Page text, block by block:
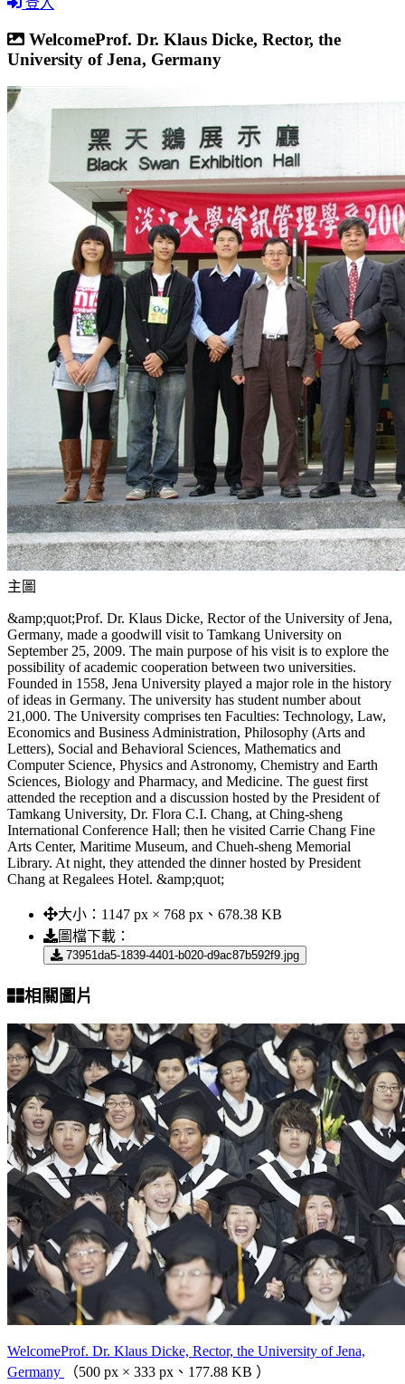
登入
WelcomeProf. Dr. Klaus Dicke, Rector, the
University of Jena, Germany
主圖
&amp;quot;Prof. Dr. Klaus Dicke, Rector of the University of Jena,
Germany, made a goodwill visit to Tamkang University on
September 25, 2009. The main purpose of his visit is to explore the
possibility of academic cooperation between two universities.
Founded in 1558, Jena University played a major role in the history
of ideas in Germany. The university has student number about
21,000. The University comprises ten Faculties: Technology, Law,
Economics and Business Administration, Philosophy (Arts and
Letters), Social and Behavioral Sciences, Mathematics and
Computer Science, Physics and Astronomy, Chemistry and Earth
Sciences, Biology and Pharmacy, and Medicine. The guest first
attended the reception and a discussion hosted by the President of
Tamkang University, Dr. Flora C.I. Chang, at Ching-sheng
International Conference Hall; then he visited Carrie Chang Fine
Arts Center, Maritime Museum, and Chueh-sheng Memorial
Library. At night, they attended the dinner hosted by President
Chang at Regalees Hotel. &amp;quot;
大小： 1147 px × 768 px、678.38 KB
圖檔下載：
73951da5-1839-4401-b020-d9ac87b592f9.jpg
相關圖片
WelcomeProf. Dr. Klaus Dicke, Rector, the University of Jena,
Germany
（500 px × 333 px、177.88 KB ）